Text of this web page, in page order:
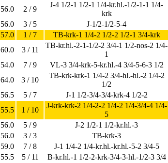
56.0 2 / 9
J-4 1/2-1 1/2-1 1/4-kr.hl.-1/2-1-1 1/4-
krk
56.0 3 / 5 J-1/2-1/2-5-4
57.0 1 / 7 TB-krk-1 1/4-2 1/2-2 1/2-1 3/4-krk
60.0 3 / 11
TB-kr.hl.-2-1-1/2-2 3/4-1 1/2-nos-2 1/4-
1
54.0 7 / 9 VL-3 3/4-krk-5-kr.hl.-4 3/4-5-6-3 1/2
64.0 3 / 10
TB-krk-krk-1 1/4-2 3/4-hl.-hl.-2 1/4-2
1/2
56.5 5 / 7 J-1 1/2-3/4-3/4-krk-4 1/2-2
55.5 1 / 10
J-krk-krk-2 1/4-2-2 1/4-2 1/4-3/4-4 1/4-
5
56.0 5 / 9 J-2 1/2-1 1/2-kr.hl.-3
56.0 3 / 3 TB-krk-3
59.0 7 / 8 J-1 1/4-2 1/4-kr.hl.-kr.hl.-5-2 3/4-5
55.5 5 / 11 B-kr.hl.-1 1/2-2-krk-3/4-3-hl.-1/2-3 3/4